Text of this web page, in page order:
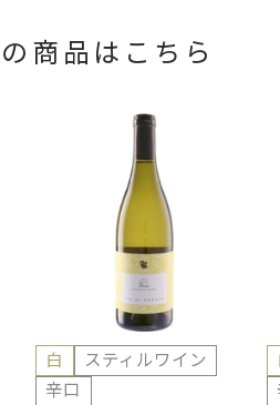
商品はこちら
白
スティルワイン
辛口